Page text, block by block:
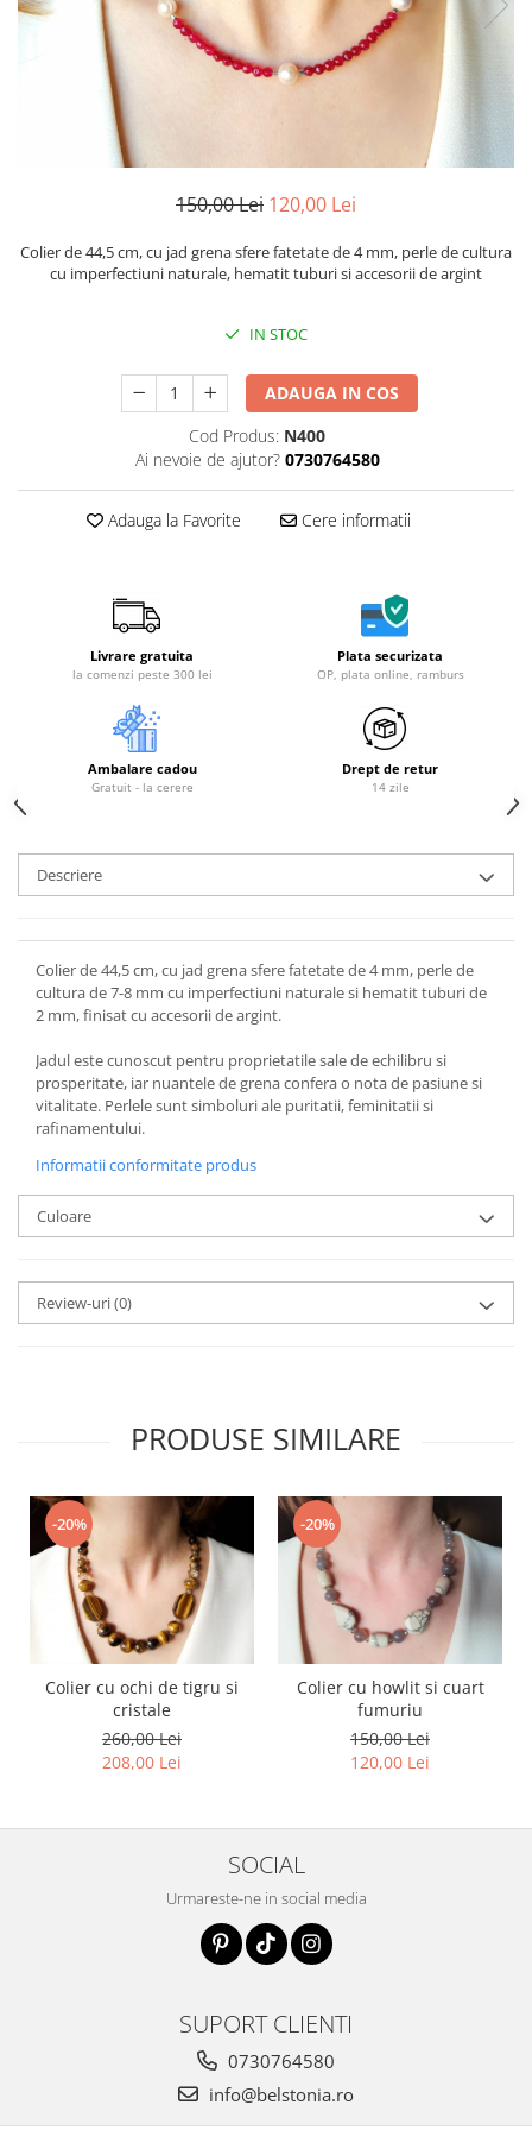
150,00 Lei 120,00 Lei
Colier de 44,5 cm, cu jad grena sfere fatetate de 4 mm, perle de cultura
cu imperfectiuni naturale, hematit tuburi si accesorii de argint
IN STOC
ADAUGA IN COS
Cod Produs: N400
Ai nevoie de ajutor? 0730764580
Adauga la Favorite Cere informatii
Livrare gratuita
la comenzi peste 300 lei
Plata securizata
OP, plata online, ramburs
Ambalare cadou
Gratuit - la cerere
Drept de retur
14 zile
Descriere
Colier de 44,5 cm, cu jad grena sfere fatetate de 4 mm, perle de
cultura de 7-8 mm cu imperfectiuni naturale si hematit tuburi de
2 mm, finisat cu accesorii de argint.
Jadul este cunoscut pentru proprietatile sale de echilibru si
prosperitate, iar nuantele de grena confera o nota de pasiune si
vitalitate. Perlele sunt simboluri ale puritatii, feminitatii si
rafinamentului.
Informatii conformitate produs
Culoare
Review-uri(0)
PRODUSE SIMILARE
-20%
Colier cu ochi de tigru si
cristale
260,00 Lei
208,00 Lei
-20%
Colier cu howlit si cuart
fumuriu
150,00 Lei
120,00 Lei
SOCIAL
Urmareste-ne in social media
SUPORT CLIENTI
0730764580
info@belstonia.ro